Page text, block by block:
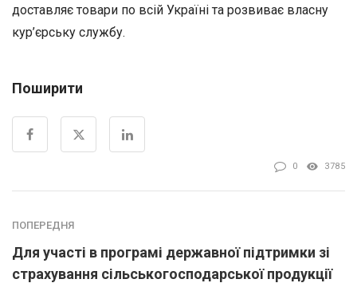
доставляє товари по всій Україні та розвиває власну
кур’єрську службу.
Поширити
0 3785
ПОПЕРЕДНЯ
Для участі в програмі державної підтримки зі
страхування сільськогосподарської продукції